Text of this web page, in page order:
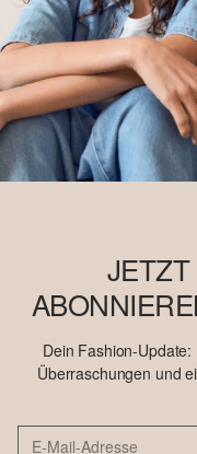
Dein Fashion-
Überraschungen und